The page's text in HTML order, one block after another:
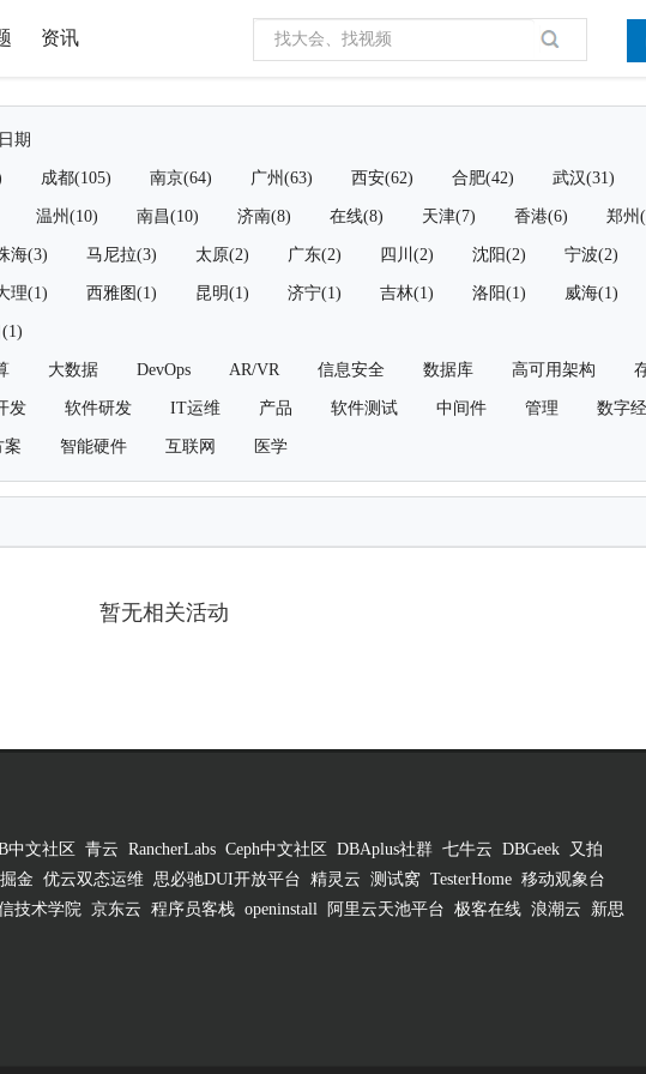
资讯
期
成都(105) 南京(64) 广州(63) 西安(62) 合肥(42) 武汉(31)
温州(10) 南昌(10) 济南(8) 在线(8) 天津(7) 香港(6) 郑州
海(3) 马尼拉(3) 太原(2) 广东(2) 四川(2) 沈阳(2) 宁波(2)
理(1) 西雅图(1) 昆明(1) 济宁(1) 吉林(1) 洛阳(1) 威海(1)
大数据 DevOps AR/VR 信息安全 数据库 高可用架构
发 软件研发 IT运维 产品 软件测试 中间件 管理 数字
案 智能硬件 互联网 医学
暂无相关活动
中文社区 青云 RancherLabs Ceph中文社区 DBAplus社群 七牛云 DBGeek
又拍
掘金 优云双态运维 思必驰DUI开放平台 精灵云 测试窝 TesterHome 移动观象台
技术学院 京东云 程序员客栈 openinstall 阿里云天池平台 极客在线 浪潮云
新思